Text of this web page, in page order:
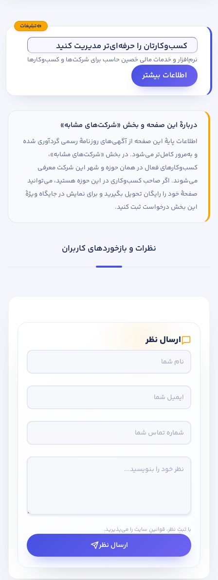
تبلیغات
کسب‌وکارتان را حرفه‌ای‌تر مدیریت کنید
نرم‌افزار و خدمات مالی حَصین حاسب برای شرکت‌ها و کسب‌وکارها
اطلاعات بیشتر
دربارهٔ این صفحه و بخش «شرکت‌های مشابه»
اطلاعات پایهٔ این صفحه از آگهی‌های روزنامهٔ رسمی گردآوری شده
و به‌مرور کامل‌تر می‌شود. در بخش «شرکت‌های مشابه»،
کسب‌وکارهای فعال در همان حوزه و شهر این شرکت معرفی
می‌شوند. اگر صاحب کسب‌وکاری در این حوزه هستید، می‌توانید
صفحهٔ خود را رایگان تحویل بگیرید و برای نمایش در جایگاه ویژهٔ
این بخش درخواست ثبت کنید.
نظرات و بازخوردهای کاربران
ارسال نظر
با ثبتِ نظر، قوانینِ سایت را می‌پذیرید.
ارسال نظر